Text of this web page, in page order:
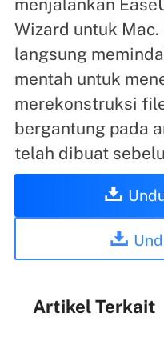
menjalankan
Wizard untuk
langsung
mentah untuk
merekonstruksi
bergantung pada
telah dibuat
Artikel Terkait